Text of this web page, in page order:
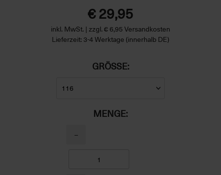
€ 29,95
inkl. MwSt. | zzgl. € 6,95 Versandkosten
Lieferzeit: 3-4 Werktage (innerhalb DE)
GRÖSSE:
MENGE:
−